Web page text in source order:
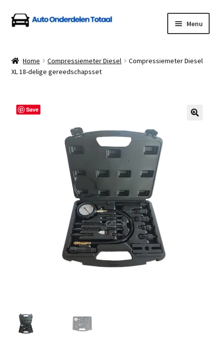
Ga
door
navigatie
Ga
naar
inhoud
Menu
Algemene Voorwaarden
Betalen en Verzenden
Privacybeleid
Home Compressiemeter Diesel
Compressiemeter Diesel
XL 18-delige gereedschapsset
Save